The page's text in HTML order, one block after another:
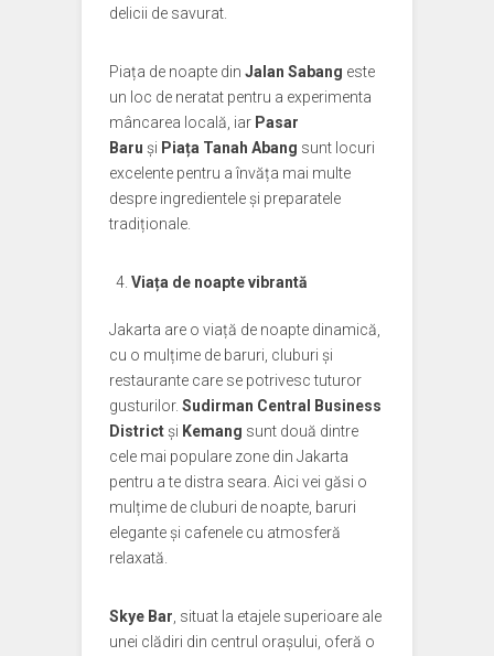
delicii de savurat.
Piața de noapte din Jalan Sabang este
un loc de neratat pentru a experimenta
mâncarea locală, iar Pasar
Baru și Piața Tanah Abang sunt locuri
excelente pentru a învăța mai multe
despre ingredientele și preparatele
tradiționale.
Viața de noapte vibrantă
Jakarta are o viață de noapte dinamică,
cu o mulțime de baruri, cluburi și
restaurante care se potrivesc tuturor
gusturilor. Sudirman Central Business
Districtși Kemang sunt două dintre
cele mai populare zone din Jakarta
pentru a te distra seara. Aici vei găsi o
mulțime de cluburi de noapte, baruri
elegante și cafenele cu atmosferă
relaxată.
Skye Bar , situat la etajele superioare ale
unei clădiri din centrul orașului, oferă o